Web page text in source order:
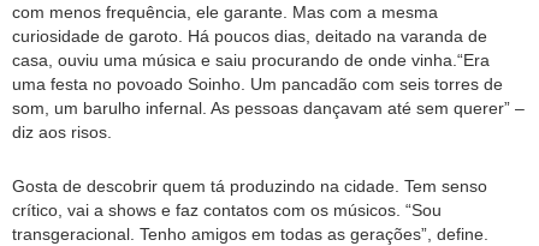
com menos frequência, ele garante. Mas com a mesma
curiosidade de garoto. Há poucos dias, deitado na varanda de
casa, ouviu uma música e saiu procurando de onde vinha.“Era
uma festa no povoado Soinho. Um pancadão com seis torres de
som, um barulho infernal. As pessoas dançavam até sem querer” –
diz aos risos.
Gosta de descobrir quem tá produzindo na cidade. Tem senso
crítico, vai a shows e faz contatos com os músicos. “Sou
transgeracional. Tenho amigos em todas as gerações”, define.